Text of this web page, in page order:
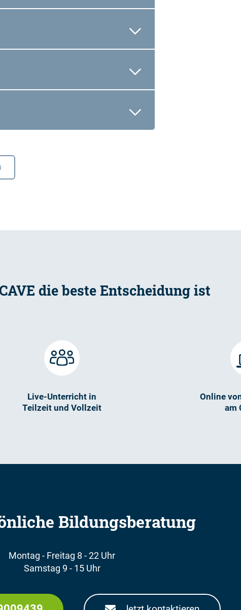
die beste Entscheidung ist
Live-Unterricht in
Teilzeit und Vollzeit
Online
am
Bildungsberatung
Montag - Freitag 8 - 22 Uhr
Samstag 9 - 15 Uhr